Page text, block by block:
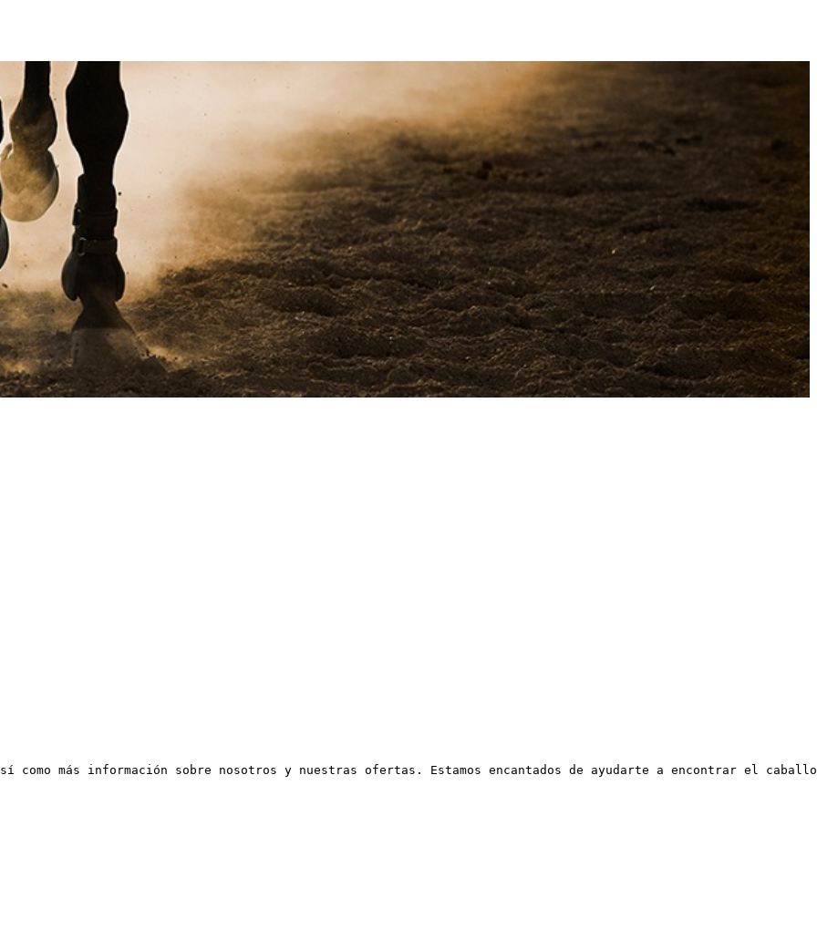
como más información sobre nosotros y nuestras ofertas. Estamos encantados de ayudarte a encontrar el